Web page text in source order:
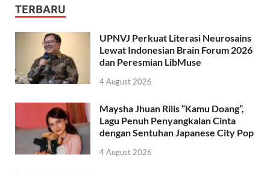
TERBARU
UPNVJ Perkuat Literasi Neurosains
Lewat Indonesian Brain Forum 2026
dan Peresmian LibMuse
4 August 2026
Maysha Jhuan Rilis “Kamu Doang”,
Lagu Penuh Penyangkalan Cinta
dengan Sentuhan Japanese City Pop
4 August 2026